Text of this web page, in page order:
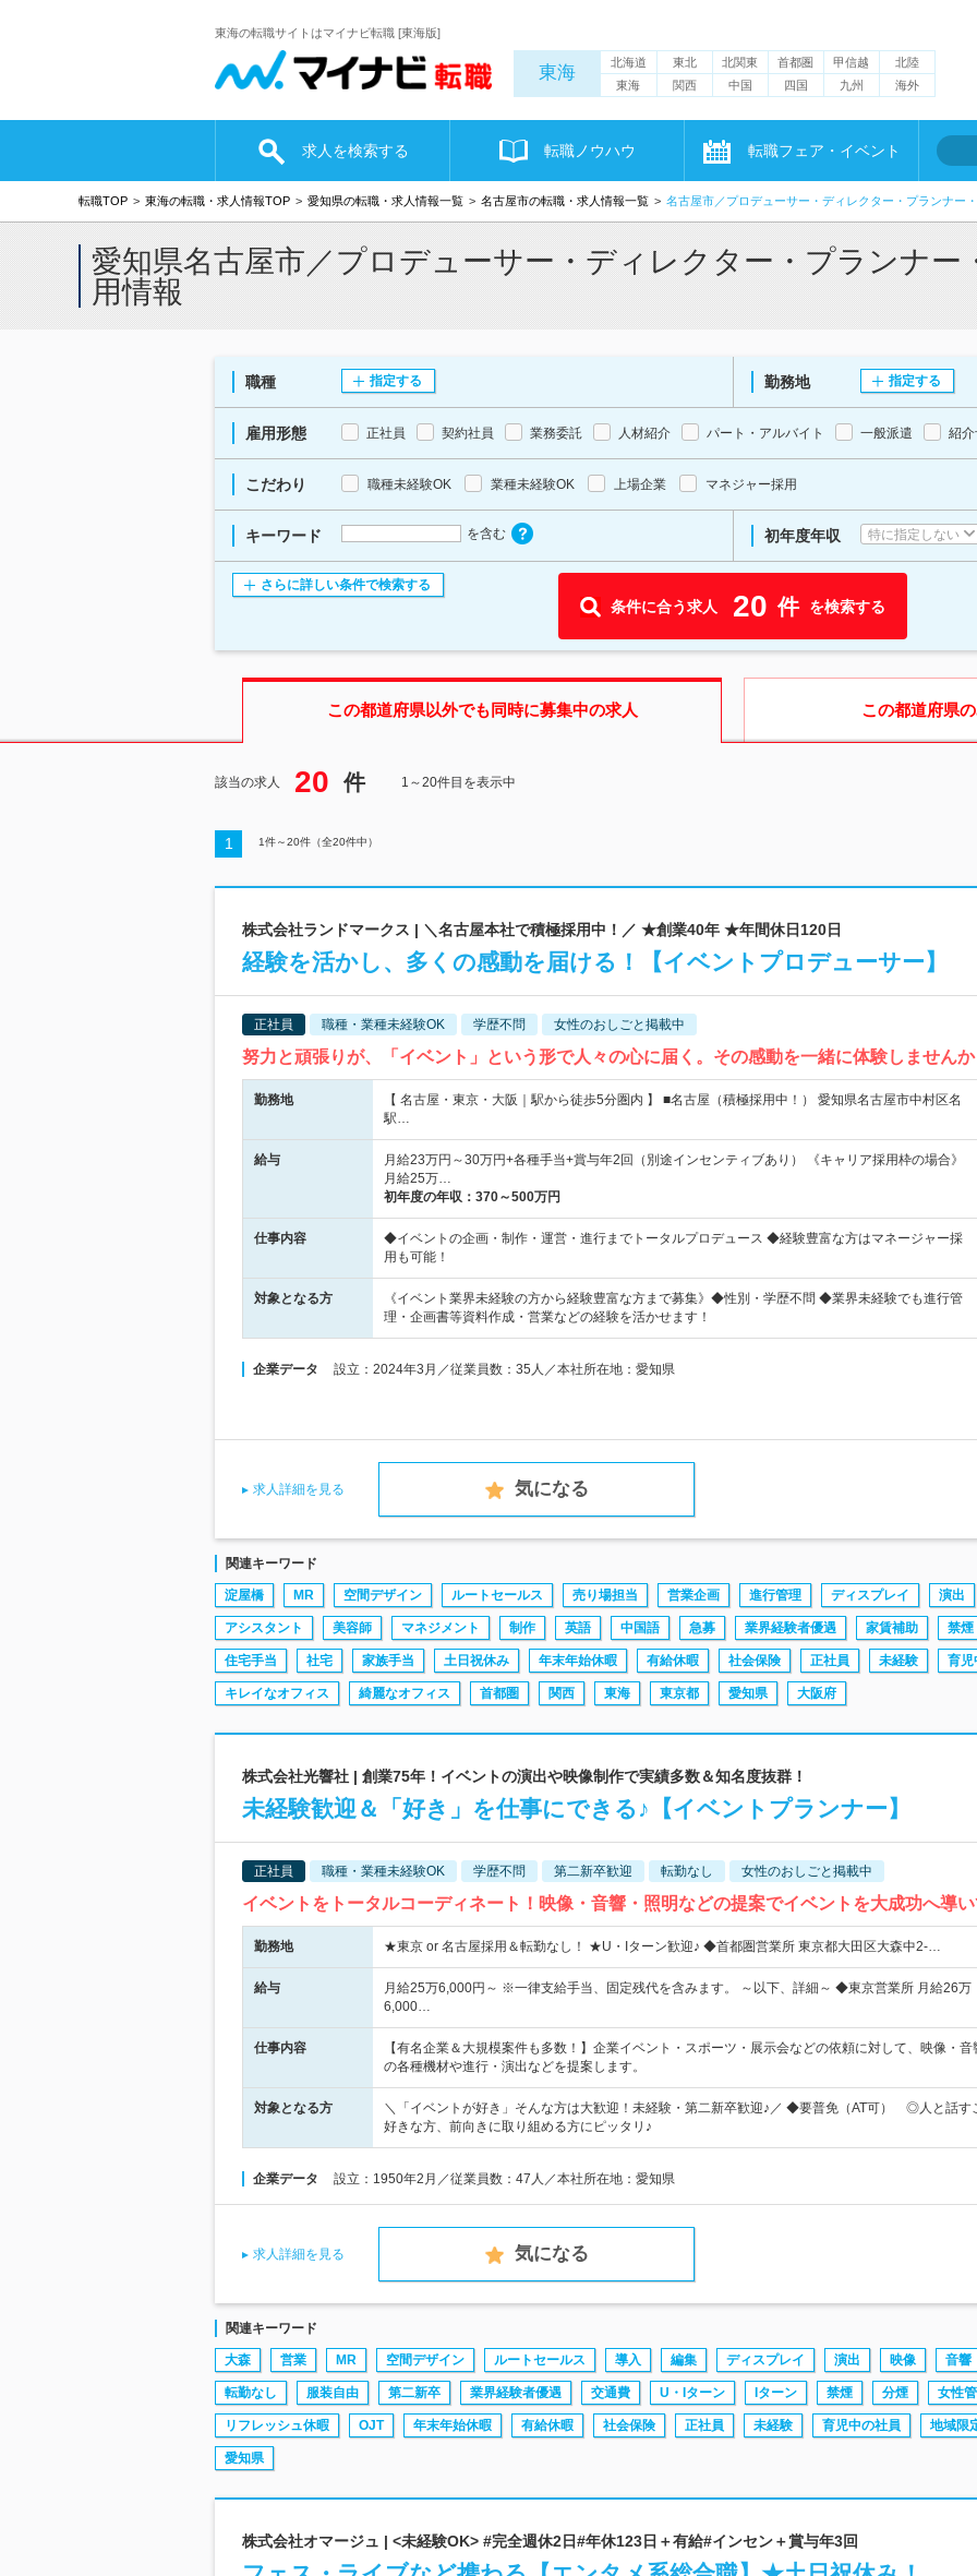
東海の転職サイトはマイナビ転職 [東海版]
東海 北海道 東北 北関東 首都圏 甲信越
北陸
東海
関西 中国 四国 九州 海外
求人を検索する 転職ノウハウ 転職フェア・イベント
転職TOP 東海の転職・求人情報TOP 愛知県の転職・求人情報一覧 名古屋市の転職・求人情報一覧 名古屋市／プロデューサー・ディレクター・プランナー
愛知県名古屋市／プロデューサー・ディレクター・プランナー
用情報
職種 指定する 勤務地 指定する
雇用形態 正社員 契約社員 業務委託 人材紹介 パート・アルバイト 一般派遣 紹
こだわり 職種未経験OK 業種未経験OK 上場企業 マネジャー採用
キーワード を含む 初年度年収 特に指定しない
さらに詳しい条件で検索する
条件に合う求人 20 件 を検索する
この都道府県以外でも同時に募集中の求人 この都道府県
該当の求人 20 件 1～20件目を表示中
1 1件～20件（全20件中）
株式会社ランドマークス | ＼名古屋本社で積極採用中！／ ★創業40年 ★年間休日120日
経験を活かし、多くの感動を届ける！【イベントプロデューサー】
正社員 職種・業種未経験OK 学歴不問 女性のおしごと掲載中
努力と頑張りが、「イベント」という形で人々の心に届く。その感動を一緒に体験しません
勤務地
【 名古屋・東京・大阪｜駅から徒歩5分圏内 】 ■名古屋（積極採用中！） 愛知県名古屋市中村区名
駅…
給与
月給23万円～30万円+各種手当+賞与年2回（別途インセンティブあり） 《キャリア採用枠の場合》
月給25万…
初年度の年収： 370～500万円
仕事内容
◆イベントの企画・制作・運営・進行までトータルプロデュース ◆経験豊富な方はマネージャー採
用も可能！
対象となる方
《イベント業界未経験の方から経験豊富な方まで募集》◆性別・学歴不問 ◆業界未経験でも進行管
理・企画書等資料作成・営業などの経験を活かせます！
企業データ 設立：2024年3月／従業員数：35人／本社所在地：愛知県
求人詳細を見る 気になる
関連キーワード
淀屋橋 MR 空間デザイン ルートセールス 売り場担当 営業企画 進行管理 ディスプレイ 演出
アシスタント 美容師 マネジメント 制作 英語 中国語 急募 業界経験者優遇 家賃補助 禁煙
住宅手当 社宅 家族手当 土日祝休み 年末年始休暇 有給休暇 社会保険 正社員 未経験 育児
キレイなオフィス 綺麗なオフィス 首都圏 関西 東海 東京都 愛知県 大阪府
株式会社光響社 | 創業75年！イベントの演出や映像制作で実績多数＆知名度抜群！
未経験歓迎＆「好き」を仕事にできる♪【イベントプランナー】
正社員 職種・業種未経験OK 学歴不問 第二新卒歓迎 転勤なし 女性のおしごと掲載中
イベントをトータルコーディネート！映像・音響・照明などの提案でイベントを大成功へ導
勤務地 ★東京 or 名古屋採用＆転勤なし！ ★U・Iターン歓迎♪ ◆首都圏営業所 東京都大田区大森中2-…
給与
月給25万6,000円～ ※一律支給手当、固定残代を含みます。 ～以下、詳細～ ◆東京営業所 月給26万
6,000…
仕事内容
【有名企業＆大規模案件も多数！】企業イベント・スポーツ・展示会などの依頼に対して、映像・音
の各種機材や進行・演出などを提案します。
対象となる方
＼「イベントが好き」そんな方は大歓迎！未経験・第二新卒歓迎♪／ ◆要普免（AT可） ◎人と話す
好きな方、前向きに取り組める方にピッタリ♪
企業データ 設立：1950年2月／従業員数：47人／本社所在地：愛知県
求人詳細を見る 気になる
関連キーワード
大森 営業 MR 空間デザイン ルートセールス 導入 編集 ディスプレイ 演出 映像 音響
転勤なし 服装自由 第二新卒 業界経験者優遇 交通費 U・Iターン Iターン 禁煙 分煙 女性
リフレッシュ休暇 OJT 年末年始休暇 有給休暇 社会保険 正社員 未経験 育児中の社員 地域限
愛知県
株式会社オマージュ | <未経験OK> #完全週休2日#年休123日＋有給#インセン＋賞与年3回